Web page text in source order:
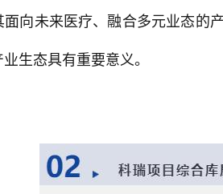
面向未来医疗、融合多元业态的
生态具有重要意义。